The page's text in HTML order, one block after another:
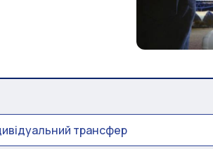
трансфер